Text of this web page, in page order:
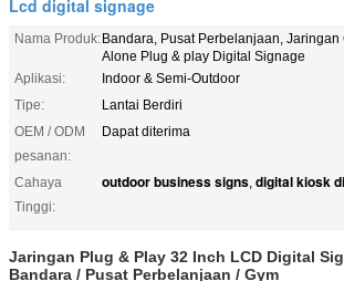
Lcd digital signage
Nama Produk:Bandara, Pusat Perbelanjaan, Jaringan
Alone Plug & play Digital Signage
Aplikasi:
Indoor & Semi-Outdoor
Tipe:
Lantai Berdiri
OEM / ODM
pesanan:
Dapat diterima
Cahaya
Tinggi:
outdoor business signs, digital kiosk
Jaringan Plug & Play 32 Inch LCD Digital
Bandara / Pusat Perbelanjaan / Gym